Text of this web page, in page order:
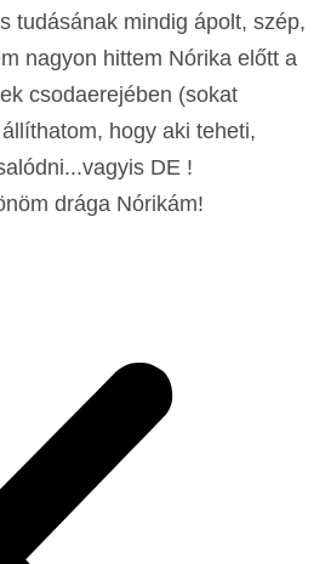
tudásának mindig ápolt, szép,
nagyon hittem Nórika előtt a
csodaerejében (sokat
hogy aki teheti,
DE !
drága Nórikám!